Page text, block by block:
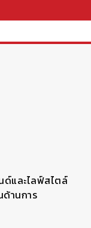
ด์และไลฟ์สไตล์
านการ